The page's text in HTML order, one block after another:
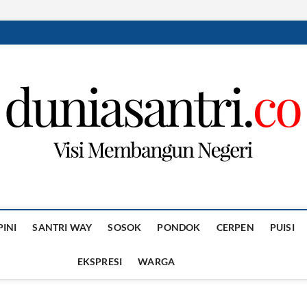
SANTRI WAY SOSOK PONDOK CERPEN PUISI
EKSPRESI WARGA